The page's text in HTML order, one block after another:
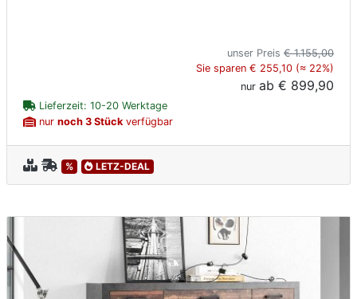
unser Preis € 1.155,00
Sie sparen € 255,10 (≈ 22%)
nur ab € 899,90
Lieferzeit: 10-20 Werktage
nur noch 3 Stückverfügbar
% LETZ-DEAL